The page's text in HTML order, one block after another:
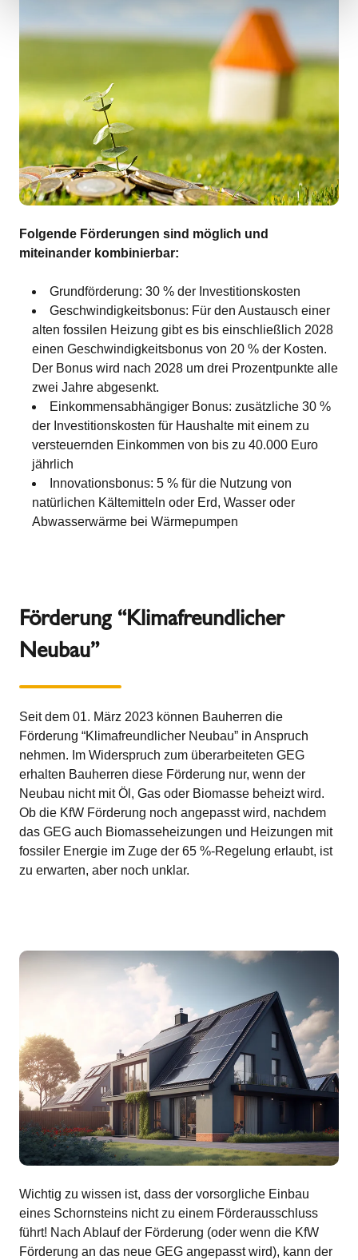
Folgende Förderungen sind möglich und
miteinander kombinierbar:
Grundförderung: 30 % der Investitionskosten
Geschwindigkeitsbonus: Für den Austausch einer
alten fossilen Heizung gibt es bis einschließlich 2028
einen Geschwindigkeitsbonus von 20 % der Kosten.
Der Bonus wird nach 2028 um drei Prozentpunkte alle
zwei Jahre abgesenkt.
Einkommensabhängiger Bonus: zusätzliche 30 %
der Investitionskosten für Haushalte mit einem zu
versteuernden Einkommen von bis zu 40.000 Euro
jährlich
Innovationsbonus: 5 % für die Nutzung von
natürlichen Kältemitteln oder Erd, Wasser oder
Abwasserwärme bei Wärmepumpen
Förderung “Klimafreundlicher
Neubau”
Seit dem 01. März 2023 können Bauherren die
Förderung “Klimafreundlicher Neubau” in Anspruch
nehmen. Im Widerspruch zum überarbeiteten GEG
erhalten Bauherren diese Förderung nur, wenn der
Neubau nicht mit Öl, Gas oder Biomasse beheizt wird.
Ob die KfW Förderung noch angepasst wird, nachdem
das GEG auch Biomasseheizungen und Heizungen mit
fossiler Energie im Zuge der 65 %-Regelung erlaubt, ist
zu erwarten, aber noch unklar.
Wichtig zu wissen ist, dass der vorsorgliche Einbau
eines Schornsteins nicht zu einem Förderausschluss
führt! Nach Ablauf der Förderung (oder wenn die KfW
Förderung an das neue GEG angepasst wird), kann der